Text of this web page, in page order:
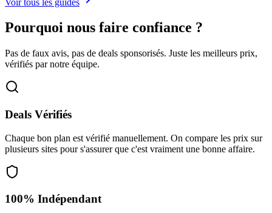
Pourquoi nous faire confiance ?
Pas de faux avis, pas de deals sponsorisés. Juste les meilleurs prix,
vérifiés par notre équipe.
Deals Vérifiés
Chaque bon plan est vérifié manuellement. On compare les prix sur
plusieurs sites pour s'assurer que c'est vraiment une bonne affaire.
100% Indépendant